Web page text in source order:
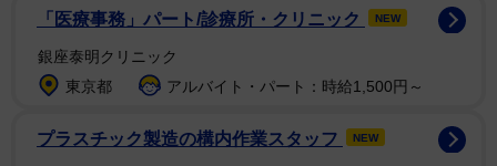
「医療事務」パート/診療所・クリニック NEW
銀座泰明クリニック
東京都
アルバイト・パート：時給1,500円～
プラスチック製造の構内作業スタッフ NEW